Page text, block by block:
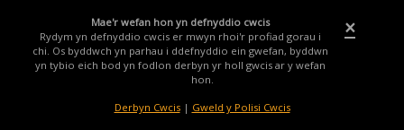
×
Mae'r wefan hon yn defnyddio cwcis
Rydym yn defnyddio cwcis er mwyn rhoi'r profiad gorau i
chi. Os byddwch yn parhau i ddefnyddio ein gwefan, byddwn
yn tybio eich bod yn fodlon derbyn yr holl gwcis ar y wefan
hon.
Derbyn Cwcis| Gweld y Polisi Cwcis